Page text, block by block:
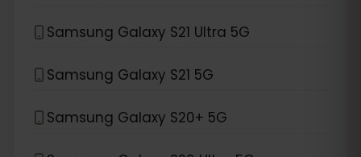
Samsung Galaxy S21 Ultra 5G
Samsung Galaxy S21 5G
Samsung Galaxy S20+ 5G